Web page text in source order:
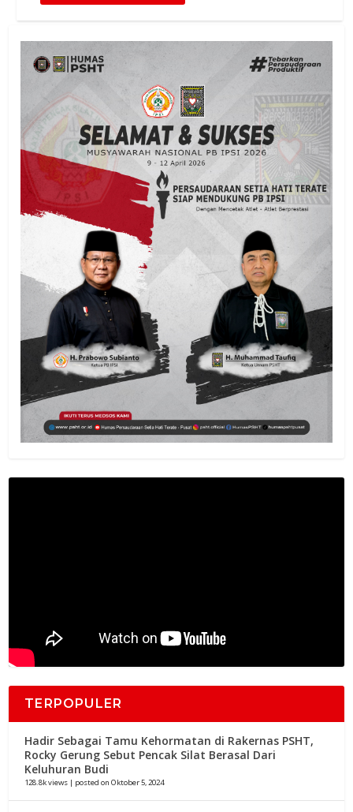
TERPOPULER
Hadir Sebagai Tamu Kehormatan di Rakernas PSHT,
Rocky Gerung Sebut Pencak Silat Berasal Dari
Keluhuran Budi
128.8k views | posted on Oktober 5, 2024